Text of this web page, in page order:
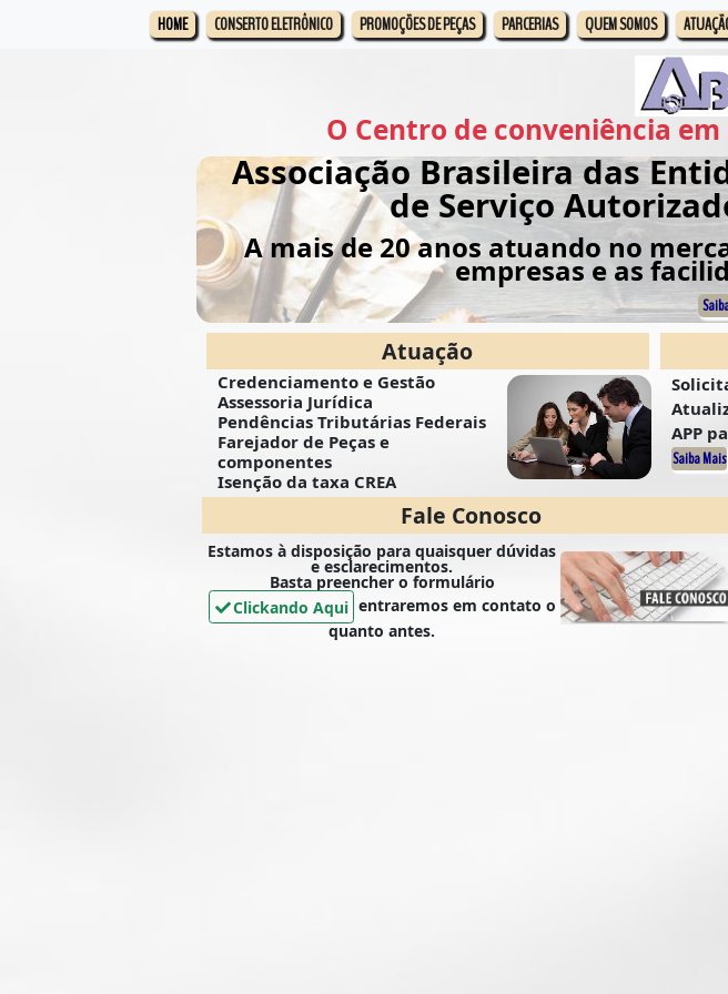
HOME CONSERTO ELETRÔNICO PROMOÇÕES DE PEÇAS PARCERIAS QUEM SOMOS
O Centro de conveniência
Associação Brasileira das
de Serviço
A mais de 20 anos atuando no
empresas e as
Atuação
Credenciamento e Gestão
Assessoria Jurídica
Pendências Tributárias Federais
Farejador de Peças e
componentes
Isenção da taxa CREA
APP
Saiba Mais
Fale Conosco
Estamos à disposição para quaisquer dúvidas
e esclarecimentos.
Basta preencher o formulário
Clickando Aqui entraremos em contato o
quanto antes.